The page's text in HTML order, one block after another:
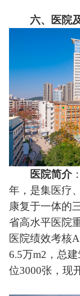
六、医院
医院简介
年，是集医疗
康复于一体的
省高水平医院
医院绩效考核
6.5万m2，总
位3000张，现